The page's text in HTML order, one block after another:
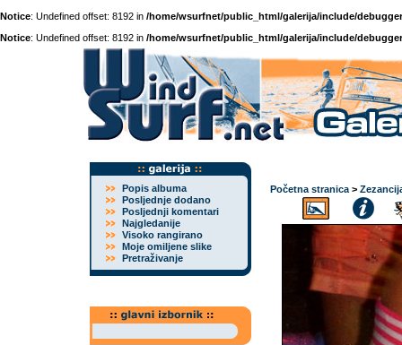
Notice: Undefined offset: 8192 in /home/wsurfnet/public_html/galerija/include/
Notice: Undefined offset: 8192 in /home/wsurfnet/public_html/galerija/include/
Popis albuma
Posljednje dodano
Posljednji komentari
Najgledanije
Visoko rangirano
Moje omiljene slike
Pretraživanje
Početna stranica >